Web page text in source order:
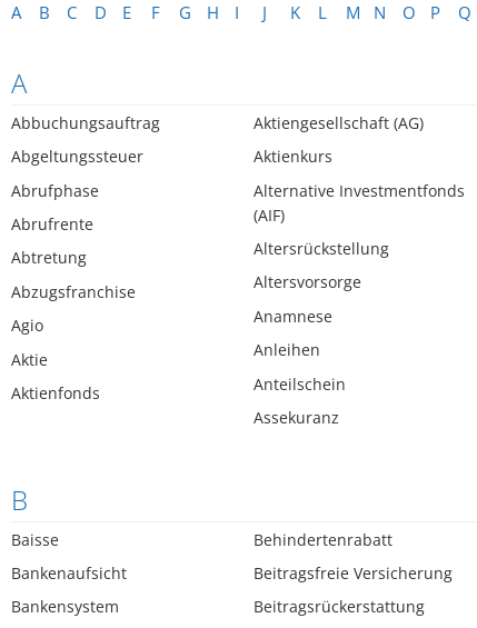
A B C D E F G H I J K L M N O P Q
A
Abbuchungsauftrag
Abgeltungssteuer
Abrufphase
Abrufrente
Abtretung
Abzugsfranchise
Agio
Aktie
Aktienfonds
Aktiengesellschaft (AG)
Aktienkurs
Alternative Investmentfonds
(AIF)
Altersrückstellung
Altersvorsorge
Anamnese
Anleihen
Anteilschein
Assekuranz
B
Baisse
Bankenaufsicht
Bankensystem
Behindertenrabatt
Beitragsfreie Versicherung
Beitragsrückerstattung